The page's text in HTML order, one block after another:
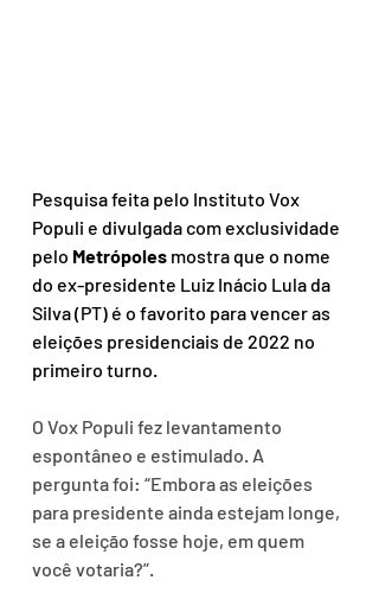
Pesquisa feita pelo Instituto Vox
Populi e divulgada com exclusividade
pelo Metrópoles mostra que o nome
do ex-presidente Luiz Inácio Lula da
Silva (PT) é o favorito para vencer as
eleições presidenciais de 2022 no
primeiro turno.
O Vox Populi fez levantamento
espontâneo e estimulado. A
pergunta foi: “Embora as eleições
para presidente ainda estejam longe,
se a eleição fosse hoje, em quem
você votaria?”.